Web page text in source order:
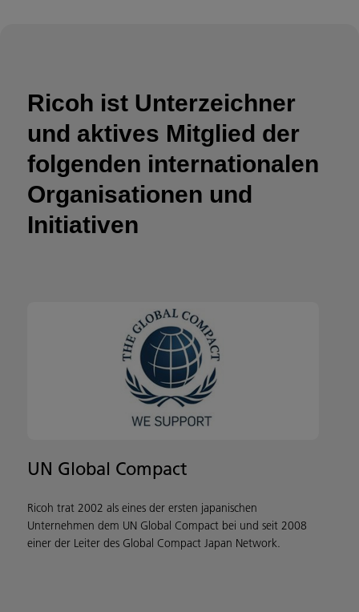
Ricoh ist Unterzeichner
und aktives Mitglied der
folgenden internationalen
Organisationen und
Initiativen
UN Global Compact
Ricoh trat 2002 als eines der ersten japanischen
Unternehmen dem UN Global Compact bei und seit 2008
einer der Leiter des Global Compact Japan Network.